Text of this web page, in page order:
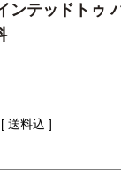
ンテッドトゥ
送料込